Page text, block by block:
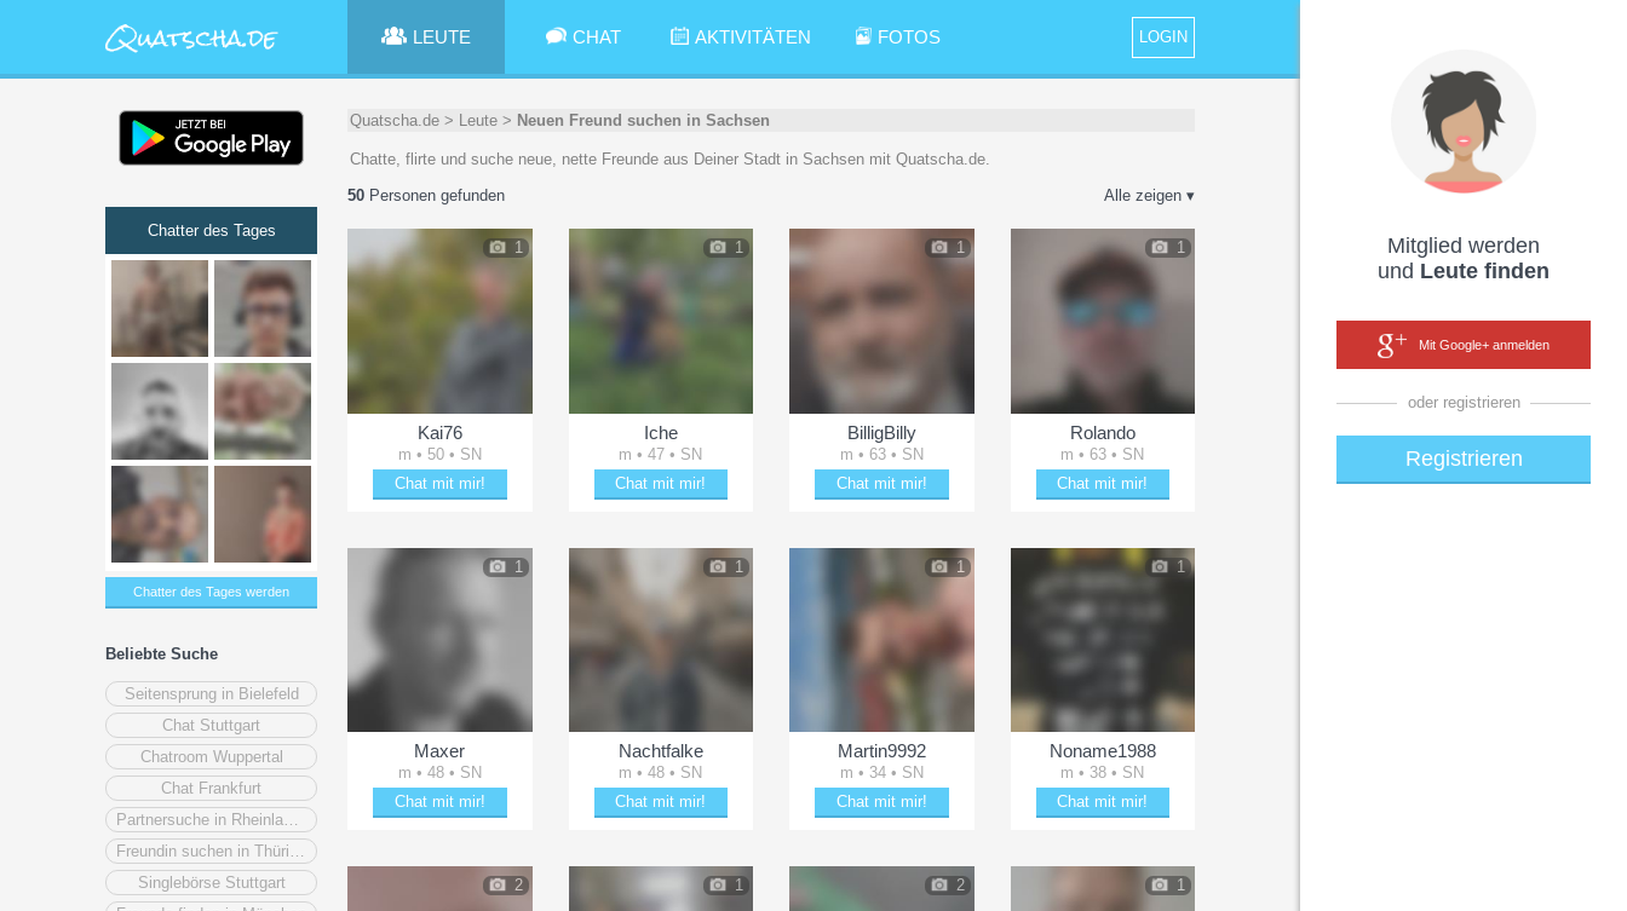
Mitglied werden
und Leute finden
Mit Google+ anmelden
oder registrieren
Registrieren
LOGIN
LEUTE CHAT AKTIVITÄTEN FOTOS
Chatter des Tages
Chatter des Tages werden
Beliebte Suche
Seitensprung in Bielefeld
Chat Stuttgart
Chatroom Wuppertal
Chat Frankfurt
Singlebörse Stuttgart
Quatscha.de > Leute > Neuen Freund suchen in Sachsen
Chatte, flirte und suche neue, nette Freunde aus Deiner Stadt in Sachsen mit Quatscha.de.
Alle zeigen ▾
50 Personen gefunden
1
Kai76
m • 50 • SN
Chat mit mir!
1
Iche
m • 47 • SN
Chat mit mir!
1
BilligBilly
m • 63 • SN
Chat mit mir!
1
Rolando
m • 63 • SN
Chat mit mir!
1
Maxer
m • 48 • SN
Chat mit mir!
1
Nachtfalke
m • 48 • SN
Chat mit mir!
1
Martin9992
m • 34 • SN
Chat mit mir!
1
Noname1988
m • 38 • SN
Chat mit mir!
2 1 2 1